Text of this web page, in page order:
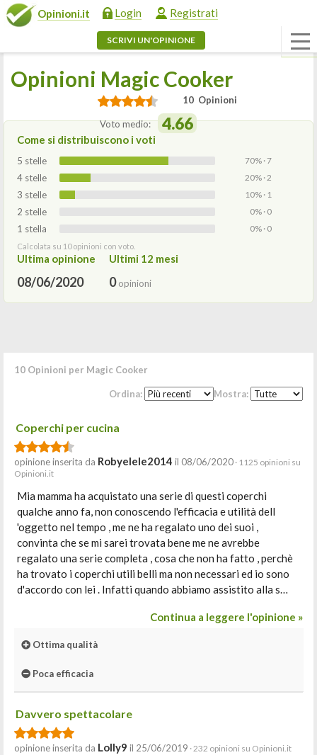
Opinioni.it Login Registrati
SCRIVI UN'OPINIONE
Opinioni Magic Cooker
10 Opinioni
Voto medio: 4.66
Come si distribuiscono i voti
5 stelle 70% · 7
4 stelle 20% · 2
3 stelle 10% · 1
2 stelle 0% · 0
1 stella 0% · 0
Calcolata su 10 opinioni con voto.
Ultima opinione
08/06/2020
Ultimi 12 mesi
0opinioni
10 Opinioni per Magic Cooker
Ordina: Mostra:
Coperchi per cucina
opinione inserita da Robyelele2014 il 08/06/2020 · 1125 opinioni su
Opinioni.it
Mia mamma ha acquistato una serie di questi coperchi
qualche anno fa, non conoscendo l'efficacia e utilità dell
'oggetto nel tempo , me ne ha regalato uno dei suoi ,
convinta che se mi sarei trovata bene me ne avrebbe
regalato una serie completa , cosa che non ha fatto , perchè
ha trovato i coperchi utili belli ma non necessari ed io sono
d'accordo con lei . Infatti quando abbiamo assistito alla s…
Continua a leggere l'opinione »
Ottima qualità
Poca efficacia
Davvero spettacolare
opinione inserita da Lolly9 il 25/06/2019 · 232 opinioni su Opinioni.it